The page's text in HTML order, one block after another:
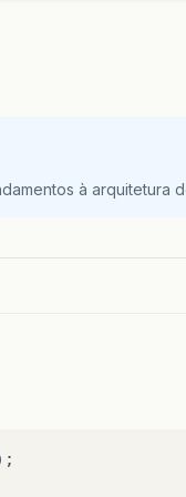
à arquitetura